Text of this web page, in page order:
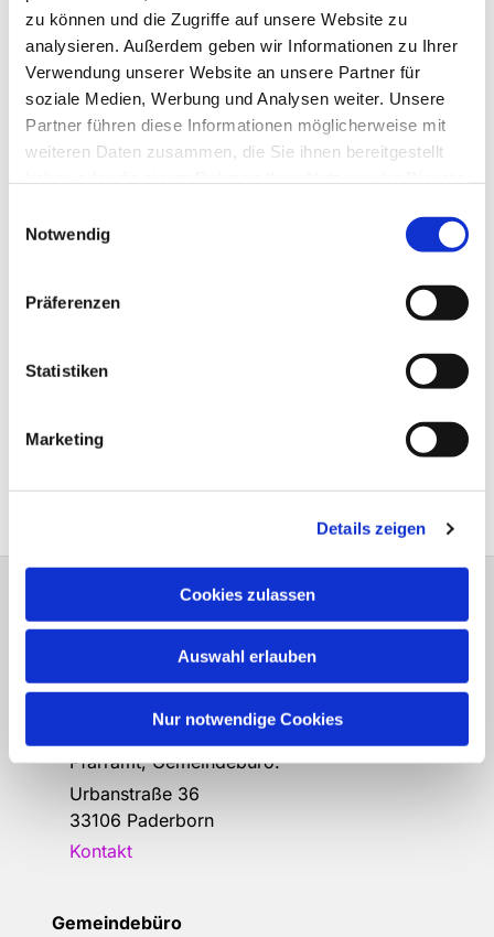
zu können und die Zugriffe auf unsere Website zu
analysieren. Außerdem geben wir Informationen zu Ihrer
Verwendung unserer Website an unsere Partner für
soziale Medien, Werbung und Analysen weiter. Unsere
Partner führen diese Informationen möglicherweise mit
weiteren Daten zusammen, die Sie ihnen bereitgestellt
Notwendig
Präferenzen
Statistiken
Marketing
Details zeigen
Cookies zulassen
Auswahl erlauben
Nur notwendige Cookies
Bitte schreiben Sie bei Wünschen und
Anschrift der evang.- Luth.
Kirchengemeinde Elsen
Erlöserkirche, Gemeindehaus,
Pfarramt, Gemeindebüro:
Urbanstraße 36
33106 Paderborn
Kontakt
Gemeindebüro